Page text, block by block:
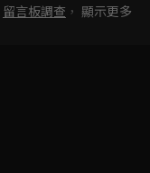
留言板調查 ， 顯示更多